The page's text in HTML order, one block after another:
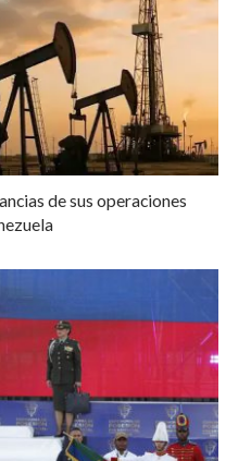
de sus operaciones